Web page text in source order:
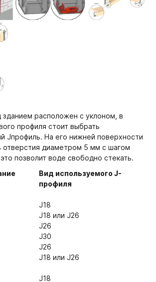
зданием расположен с уклоном, в
профиля стоит выбрать
Jпрофиль. На его нижней поверхности
отверстия диаметром 5 мм с шагом
позволит воде свободно стекать.
Вид используемого J-
профиля
J18
J18 или J26
J26
J30
J26
J18 или J26
J18